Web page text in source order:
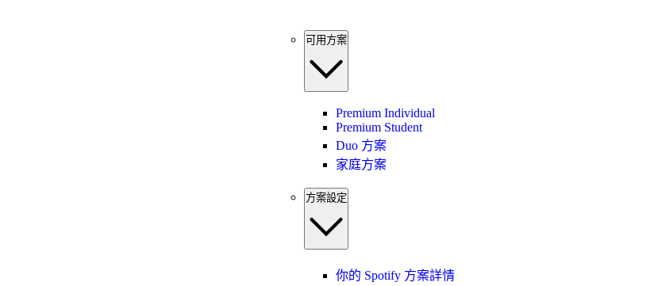
可用方案
Premium Individual
Premium Student
Duo 方案
家庭方案
方案設定
你的 Spotify 方案詳情